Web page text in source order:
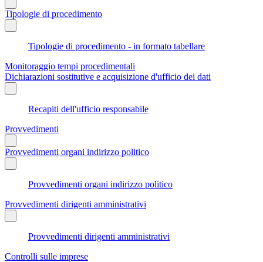
Tipologie di procedimento
Tipologie di procedimento - in formato tabellare
Monitoraggio tempi procedimentali
Dichiarazioni sostitutive e acquisizione d'ufficio dei dati
Recapiti dell'ufficio responsabile
Provvedimenti
Provvedimenti organi indirizzo politico
Provvedimenti organi indirizzo politico
Provvedimenti dirigenti amministrativi
Provvedimenti dirigenti amministrativi
Controlli sulle imprese